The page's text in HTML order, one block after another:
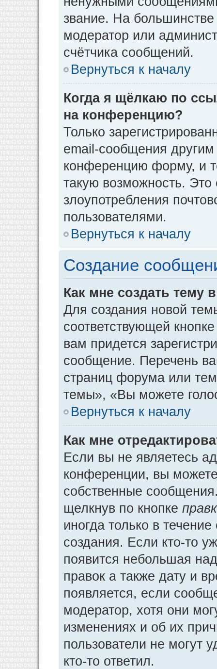
звание. На
модератор или
счётчика сообщений.
Вернуться к началу
Когда я щёлкаю по
на конференцию?
Только
email-сообщения
конференцию форму, и
такую возможность. Это
злоупотребления
пользователями.
Вернуться к началу
Создание
Как мне создать тему
Для создания новой
соответствующей
вам придется
сообщение. Перечень
страниц форума или
темы», «Вы можете
Вернуться к началу
Как мне
Если вы не являетесь
конференции, вы можете
собственные
щелкнув по кнопке
иногда только в
создания. Если кто-то
появится небольшая
правок а также дату и
появляется, если
модератор, хотя они
изменениях и об их
пользователи не могут
кто-то ответил.